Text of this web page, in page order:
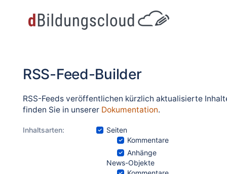
RSS-Feed-Builder
RSS-Feeds veröffentlichen kürzlich aktualisierte
finden Sie in unserer Dokumentation.
Inhaltsarten:
Seiten
Kommentare
Anhänge
News-Objekte